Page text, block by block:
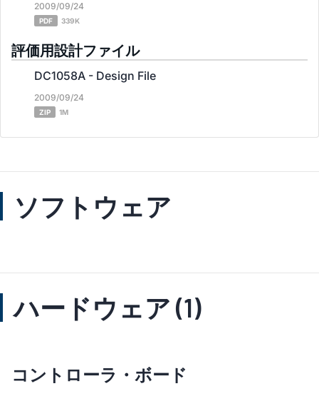
2009/09/24
PDF 339K
評価用設計ファイル
DC1058A - Design File
2009/09/24
ZIP 1M
ソフトウェア
ハードウェア (1)
コントローラ・ボード